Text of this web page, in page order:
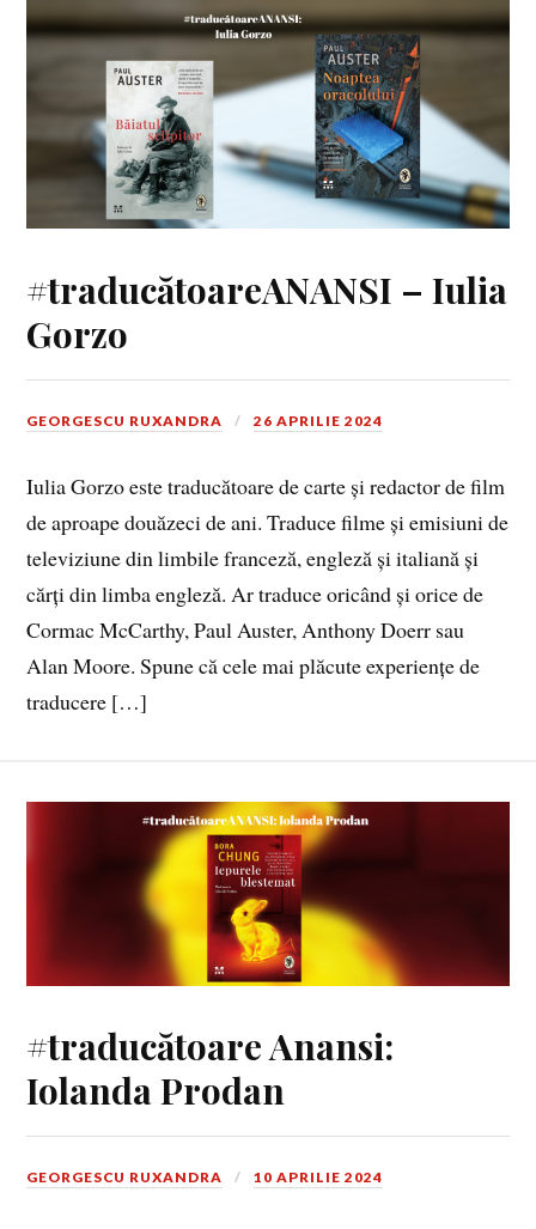
#traducătoareANANSI – Iulia
Gorzo
GEORGESCU RUXANDRA 26 APRILIE 2024
Iulia Gorzo este traducătoare de carte și redactor de film
de aproape douăzeci de ani. Traduce filme și emisiuni de
televiziune din limbile franceză, engleză și italiană și
cărți din limba engleză. Ar traduce oricând și orice de
Cormac McCarthy, Paul Auster, Anthony Doerr sau
Alan Moore. Spune că cele mai plăcute experiențe de
traducere […]
#traducătoare Anansi:
Iolanda Prodan
GEORGESCU RUXANDRA 10 APRILIE 2024